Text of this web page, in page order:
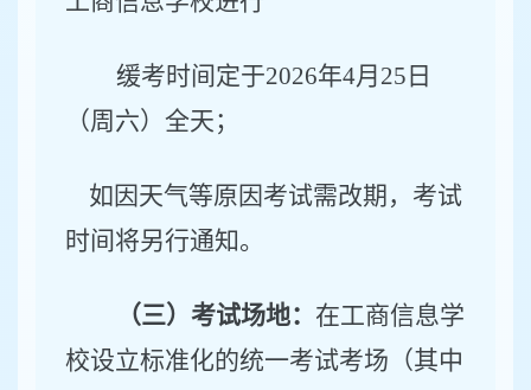
缓考时间定于2026年4月 25 日
（周六）全天；
如因天气等原因考试需改期，考试
时间将另行通知。
（三）考试场地： 在工商信息学
校设立标准化的统一考试考场（其中